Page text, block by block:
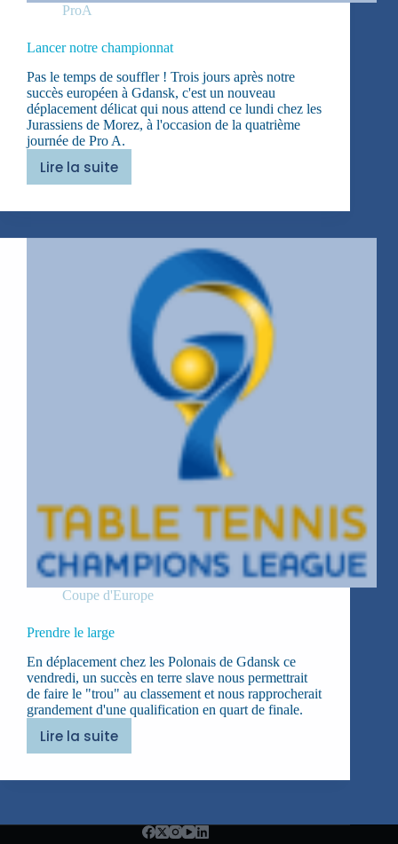
ProA
Lancer notre championnat
Pas le temps de souffler ! Trois jours après notre
succès européen à Gdansk, c'est un nouveau
déplacement délicat qui nous attend ce lundi chez les
Jurassiens de Morez, à l'occasion de la quatrième
journée de Pro A.
Lire la suite
Lancer
championnat
Coupe d'Europe
Prendre le large
En déplacement chez les Polonais de Gdansk ce
vendredi, un succès en terre slave nous permettrait
de faire le "trou" au classement et nous rapprocherait
grandement d'une qualification en quart de finale.
Lire la suite
Prendre
large